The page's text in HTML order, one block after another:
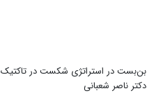
بن‌بست در استراتژی شکست در تاکتیک
دکتر ناصر شعبانی